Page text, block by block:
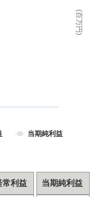
(百万円)
当期純利益
常利益 当期純利益